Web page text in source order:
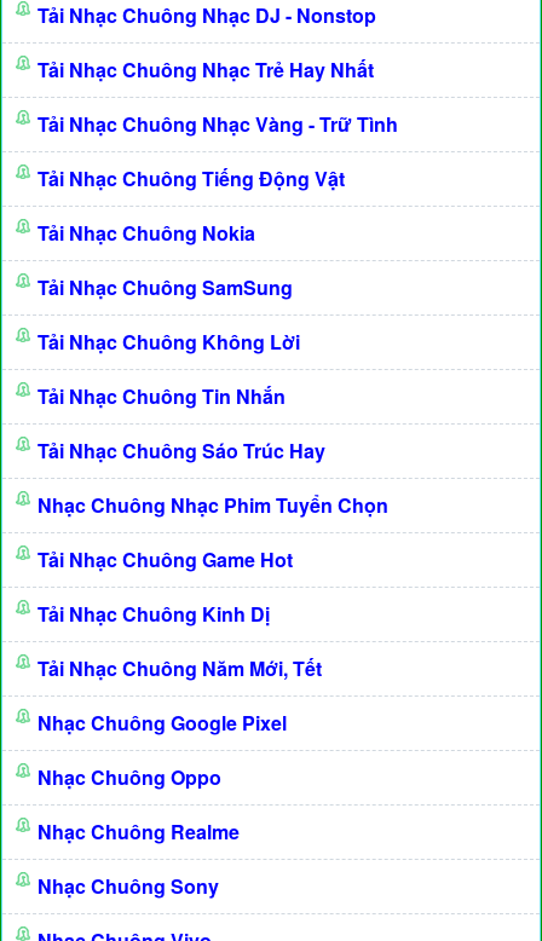
Tải Nhạc Chuông Nhạc DJ - Nonstop
Tải Nhạc Chuông Nhạc Trẻ Hay Nhất
Tải Nhạc Chuông Nhạc Vàng - Trữ Tình
Tải Nhạc Chuông Tiếng Động Vật
Tải Nhạc Chuông Nokia
Tải Nhạc Chuông SamSung
Tải Nhạc Chuông Không Lời
Tải Nhạc Chuông Tin Nhắn
Tải Nhạc Chuông Sáo Trúc Hay
Nhạc Chuông Nhạc Phim Tuyển Chọn
Tải Nhạc Chuông Game Hot
Tải Nhạc Chuông Kinh Dị
Tải Nhạc Chuông Năm Mới, Tết
Nhạc Chuông Google Pixel
Nhạc Chuông Oppo
Nhạc Chuông Realme
Nhạc Chuông Sony